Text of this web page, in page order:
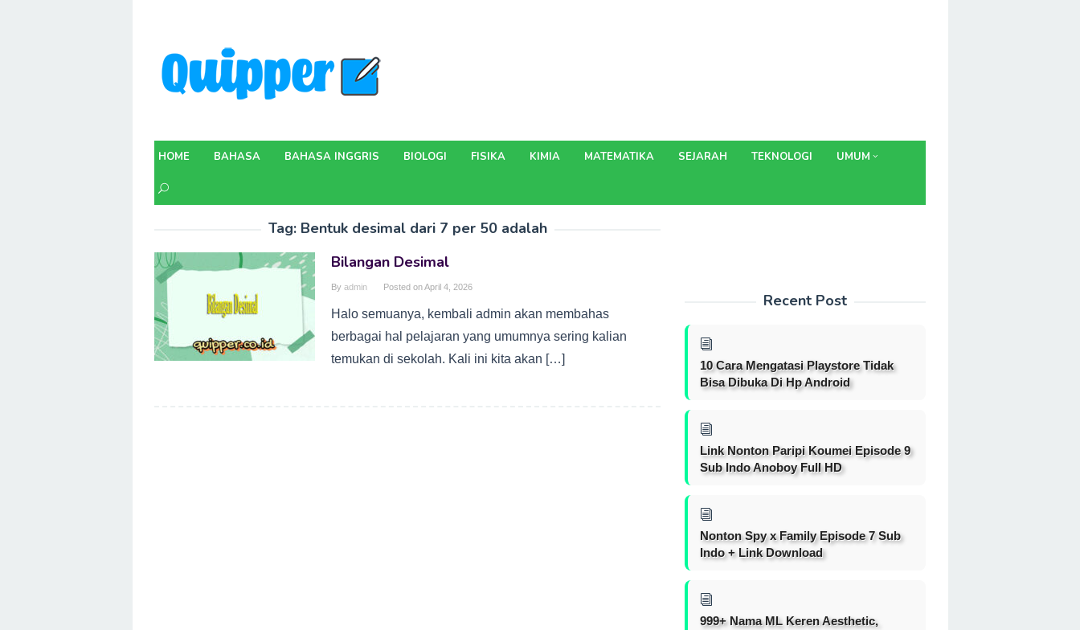
content
HOME BAHASA BAHASA INGGRIS BIOLOGI FISIKA KIMIA MATEMATIKA SEJARAH TEKNOLOGI UMUM
Tag: Bentuk desimal dari 7 per 50 adalah
Bilangan Desimal
By admin Posted onApril 4, 2026
Halo semuanya, kembali admin akan membahas
berbagai hal pelajaran yang umumnya sering kalian
temukan di sekolah. Kali ini kita akan […]
Recent Post
10 Cara Mengatasi Playstore Tidak
Bisa Dibuka Di Hp Android
Link Nonton Paripi Koumei Episode 9
Sub Indo Anoboy Full HD
Nonton Spy x Family Episode 7 Sub
Indo + Link Download
999+ Nama ML Keren Aesthetic,